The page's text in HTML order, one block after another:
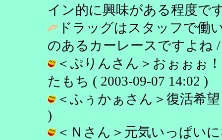
イン的に興味がある程度で
ドラッグはスタッフで働
のあるカーレースですよね
＜ぷりんさん＞おぉぉぉ
たもち ( 2003-09-07 14:02 )
＜ふぅかぁさん＞復活希
)
＜Ｎさん＞元気いっぱい